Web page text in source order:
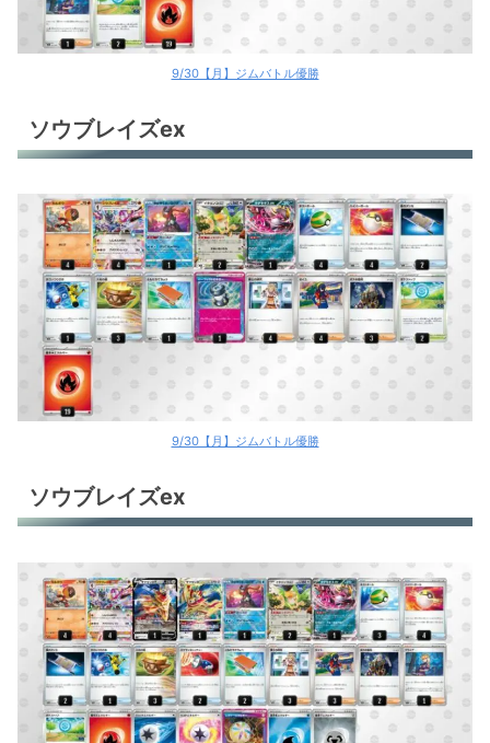
9/30【月】ジムバトル優勝
ソウブレイズex
9/30【月】ジムバトル優勝
ソウブレイズex